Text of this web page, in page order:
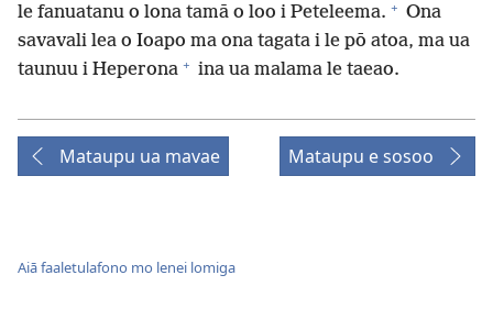
le fanuatanu o lona tamā o loo i Peteleema. + Ona
savavali lea o Ioapo ma ona tagata i le pō atoa, ma ua
taunuu i Heperona + ina ua malama le taeao.
Mataupu ua mavae Mataupu e sosoo
Aiā faaletulafono mo lenei lomiga